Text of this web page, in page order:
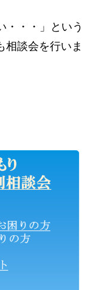
・・・」という
相談会を行いま